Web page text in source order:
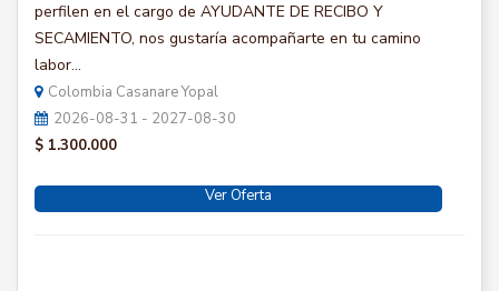
perfilen en el cargo de AYUDANTE DE RECIBO Y
SECAMIENTO, nos gustaría acompañarte en tu camino
labor...
Colombia Casanare Yopal
2026-08-31 - 2027-08-30
$ 1.300.000
Ver Oferta